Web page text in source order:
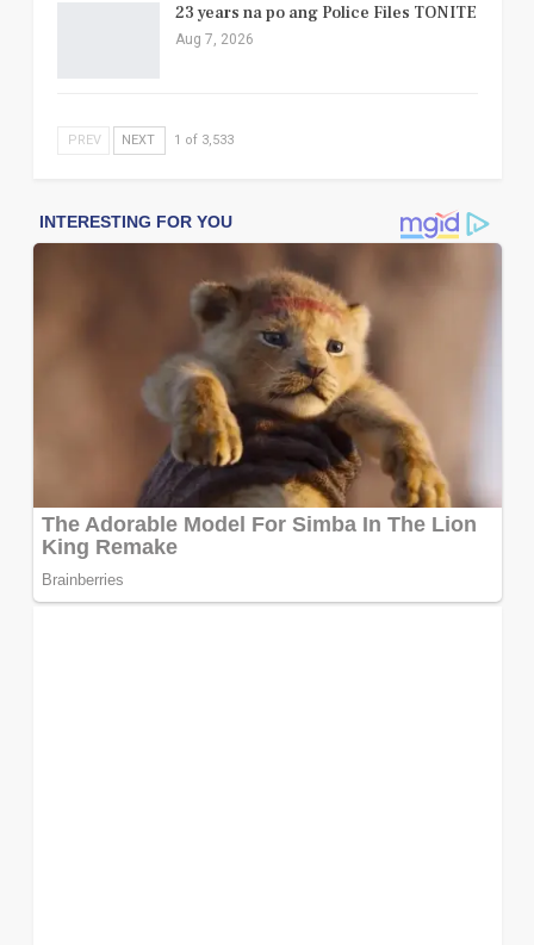
23 years na po ang Police Files TONITE
Aug 7, 2026
PREV NEXT 1 of 3,533